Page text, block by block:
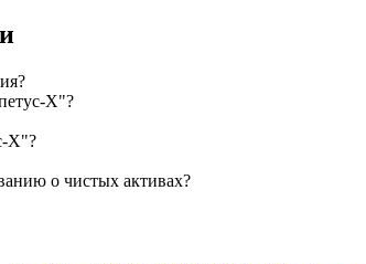
Х"?
Х"?
о чистых активах?